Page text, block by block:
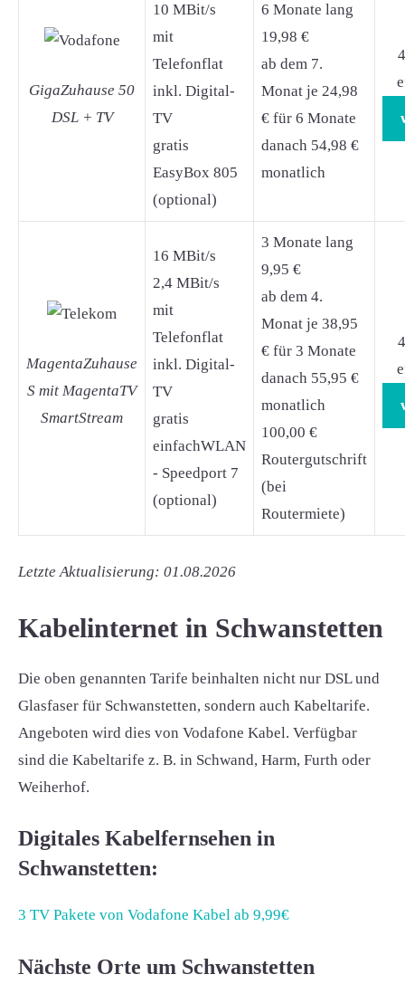
GigaZuhause 50
DSL + TV
10 MBit/s
mit
Telefonflat
inkl. Digital-
TV
gratis
EasyBox 805
(optional)
6 Monate lang
19,98 €
ab dem 7.
Monat je 24,98
€ für 6 Monate
danach 54,98 €
monatlich
MagentaZuhause
S mit MagentaTV
SmartStream
16 MBit/s
2,4 MBit/s
mit
Telefonflat
inkl. Digital-
TV
gratis
einfachWLAN
- Speedport 7
(optional)
3 Monate lang
9,95 €
ab dem 4.
Monat je 38,95
€ für 3 Monate
danach 55,95 €
monatlich
100,00 €
Routergutschrift
(bei
Routermiete)
Letzte Aktualisierung: 01.08.2026
Kabelinternet in Schwanstetten
Die oben genannten Tarife beinhalten nicht nur DSL und
Glasfaser für Schwanstetten, sondern auch Kabeltarife.
Angeboten wird dies von Vodafone Kabel. Verfügbar
sind die Kabeltarife z. B. in Schwand, Harm, Furth oder
Weiherhof.
Digitales Kabelfernsehen in
Schwanstetten:
3 TV Pakete von Vodafone Kabel ab 9,99€
Nächste Orte um Schwanstetten